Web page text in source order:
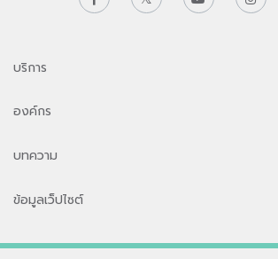
บริการ
องค์กร
บทความ
ข้อมูลเว็ปไซต์